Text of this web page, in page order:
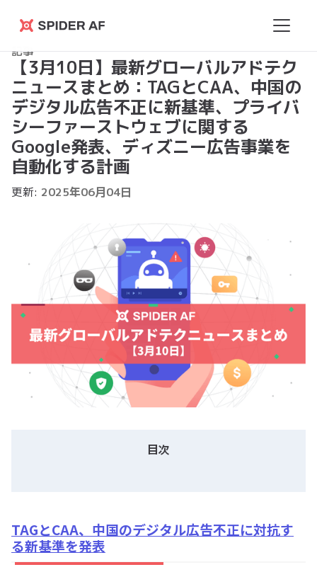
Spider
AF
記事
【3月10日】最新グローバルアドテク
ニュースまとめ：TAGとCAA、中国の
デジタル広告不正に新基準、プライバ
シーファーストウェブに関する
Google発表、 ディズニー広告事業を
自動化する計画
更新: 2025年06月04日
目次
TAGとCAA、中国のデジタル広告不正に対抗す
る新基準を発表